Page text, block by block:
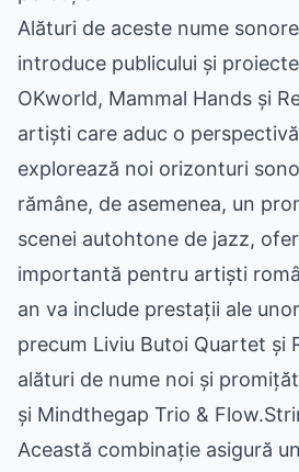
Alături de aceste nume
introduce publicului și
OKworld, Mammal Hands și
artiști care aduc o
explorează noi orizonturi
rămâne, de asemenea, un
scenei autohtone de jazz,
importantă pentru artiști
an va include prestații ale
precum Liviu Butoi Quartet și
alături de nume noi și
și Mindthegap Trio &
Această combinație asigură